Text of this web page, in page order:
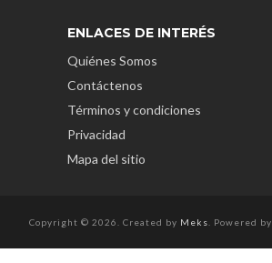
ENLACES DE INTERÉS
Quiénes Somos
Contáctenos
Términos y condiciones
Privacidad
Mapa del sitio
Copyright © 2026. Created by Meks . Powered by